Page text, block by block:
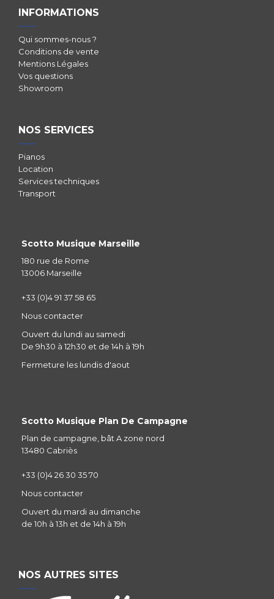
INFORMATIONS
Qui sommes-nous ?
Conditions de vente
Mentions Légales
Vos questions
Showroom
NOS SERVICES
Pianos
Location
Services techniques
Transport
Scotto Musique Marseille
180 rue de Rome
13006 Marseille
+33 (0)4 91 37 58 65
Nous contacter
Ouvert du lundi au samedi
De 9h30 à 12h30 et de 14h à 19h
Fermeture les lundis d'aout
Scotto Musique Plan De Campagne
Plan de campagne, bât A zone nord
13480 Cabriès
+33 (0)4 26 30 35 70
Nous contacter
Ouvert du mardi au dimanche
de 10h à 13h et de 14h à 19h
NOS AUTRES SITES